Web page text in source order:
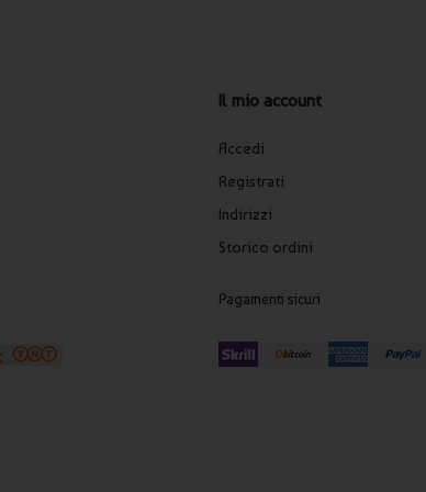
Il mio account
Accedi
Registrati
Indirizzi
Storico ordini
Pagamenti sicuri